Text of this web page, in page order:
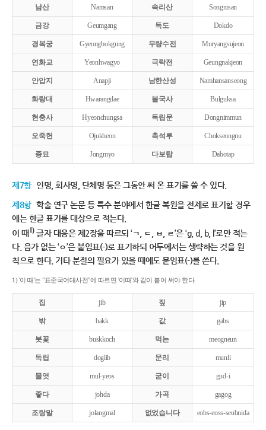
남산 Namsan 속리산 Songnisan
금강 Geumgang 독도 Dokdo
경복궁 Gyeongbokgung 무량수전 Muryangsujeon
연화교 Yeonhwagyo 극락전 Geungnakjeon
안압지 Anapji 남한산성 Namhansanseong
화랑대 Hwarangdae 불국사 Bulguksa
현충사 Hyeonchungsa 독립문 Dongnimmun
오죽헌 Ojukheon 촉석루 Chokseongnu
종묘 Jongmyo 다보탑 Dabotap
제7항 인명, 회사명, 단체명 등은 그동안 써 온 표기를 쓸 수 있다.
제8항 학술 연구 논문 등 특수 분야에서 한글 복원을 전제로 표기할 경우
에는 한글 표기를 대상으로 적는다.
이 때1)글자 대응은 제2장을 따르되 ‘ㄱ, ㄷ, ㅂ, ㄹ’은 ‘g, d, b, l’로만 적는
다. 음가 없는 ‘ㅇ’은 붙임표(-)로 표기하되 어두에서는 생략하는 것을 원
칙으로 한다. 기타 분절의 필요가 있을 때에도 붙임표(-)를 쓴다.
1) '이 때'는 "표준국어대사전"에 따르면 '이때'와 같이 붙여 써야 한다.
집 jib 짚 jip
밖 bakk 값 gabs
붓꽃 buskkoch 먹는 meogneun
독립 doglib 문리 munli
물엿 mul-yeos 굳이 gud-i
좋다 johda 가곡 gagog
조랑말 jolangmal 없었습니다 eobs-eoss-seubnida